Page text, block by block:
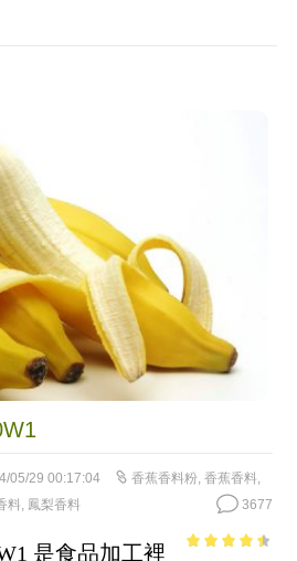
05/29 00:17:04 香蕉香料粉, 香蕉香料,
料, 鳳梨香料 3677
是食品加工裡